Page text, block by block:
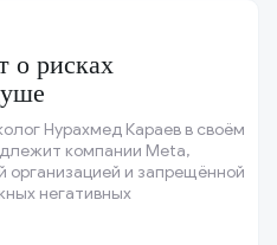
о рисках
Нурахмед Караев в своём
компании Meta,
организацией и запрещённой
негативных